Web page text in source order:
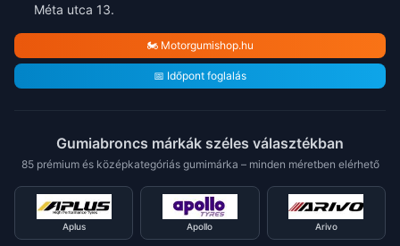
Méta utca 13.
🏍️ Motorgumishop.hu
📅 Időpont foglalás
Gumiabroncs márkák széles választékban
85 prémium és középkategóriás gumimárka – minden méretben elérhető
Aplus Apollo Arivo